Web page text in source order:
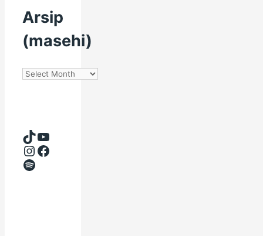
Arsip
(masehi)
Arsip
TikTok
YouTube
Instagram
Facebook
Spotify